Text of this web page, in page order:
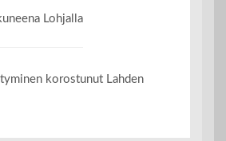
Lohjalla
korostunut Lahden